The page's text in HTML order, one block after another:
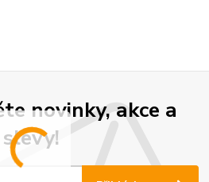
novinky, akce a
slevy!